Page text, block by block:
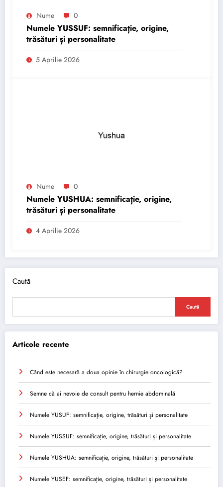
Nume 0
Numele YUSSUF: semnificație, origine,
trăsături și personalitate
5 Aprilie 2026
Nume 0
Numele YUSHUA: semnificație, origine,
trăsături și personalitate
4 Aprilie 2026
Caută
Caută
Articole recente
Când este necesară a doua opinie în chirurgie oncologică?
Semne că ai nevoie de consult pentru hernie abdominală
Numele YUSUF: semnificație, origine, trăsături și personalitate
Numele YUSSUF: semnificație, origine, trăsături și personalitate
Numele YUSHUA: semnificație, origine, trăsături și personalitate
Numele YUSEF: semnificație, origine, trăsături și personalitate